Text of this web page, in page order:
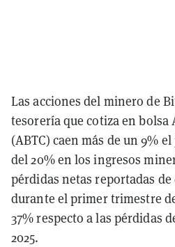
Las acciones del minero de
tesorería que cotiza en
(ABTC) caen más de un 9%
del 20% en los ingresos
pérdidas netas reportadas
durante el primer trimestre
37% respecto a las pérdidas
2025.